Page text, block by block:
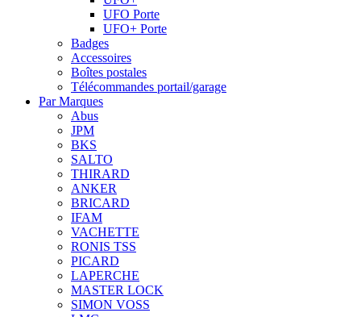
UFO Porte
UFO+ Porte
Badges
Accessoires
Boîtes postales
Télécommandes portail/garage
Par Marques
Abus
JPM
BKS
SALTO
THIRARD
ANKER
BRICARD
IFAM
VACHETTE
RONIS TSS
PICARD
LAPERCHE
MASTER LOCK
SIMON VOSS